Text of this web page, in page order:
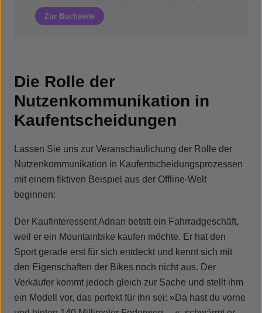
Zur Buchseite
Die Rolle der
Nutzenkommunikation in
Kaufentscheidungen
Lassen Sie uns zur Veranschaulichung der Rolle der
Nutzenkommunikation in Kaufentscheidungsprozessen
mit einem fiktiven Beispiel aus der Offline-Welt
beginnen:
Der Kaufinteressent Adrian betritt ein Fahrradgeschäft,
weil er ein Mountainbike kaufen möchte. Er hat den
Sport gerade erst für sich entdeckt und kennt sich mit
den Eigenschaften der Bikes noch nicht aus. Der
Verkäufer kommt jedoch gleich zur Sache und stellt ihm
ein Modell vor, das perfekt für ihn sei: »Da hast du vorne